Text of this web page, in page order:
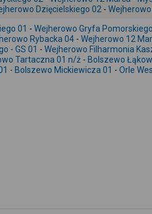
Dzięcielskiego 02 -
01 - Wejherowo Gryfa
Rybacka 04 - Wejherowo 12
- GS 01 - Wejherowo Filharmonia
Tartaczna 01 n/ż - Bolszewo
- Bolszewo Mickiewicza 01 - Orle